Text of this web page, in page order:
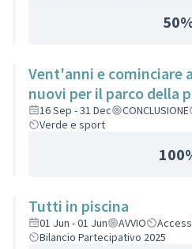
Vent'anni e cominciare
nuovi per il parco della
16 Sep - 31 Dec CONCLUSIONE
Verde e sport
Tutti in piscina
01 Jun - 01 Jun AVVIO
Bilancio Partecipativo 2025